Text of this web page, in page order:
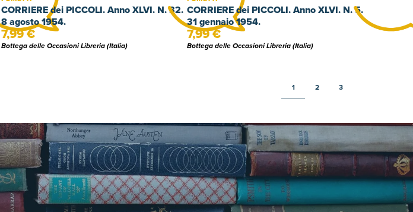
CORRIERE dei PICCOLI. Anno XLVI. N. 32.
8 agosto 1954.
7,99 €
Bottega delle Occasioni Libreria (Italia)
CORRIERE dei PICCOLI. Anno XLVI. N. 5.
31 gennaio 1954.
7,99 €
Bottega delle Occasioni Libreria (Italia)
1 2 3